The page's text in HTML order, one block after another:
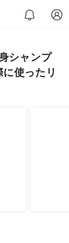
シャンプ
使ったリ